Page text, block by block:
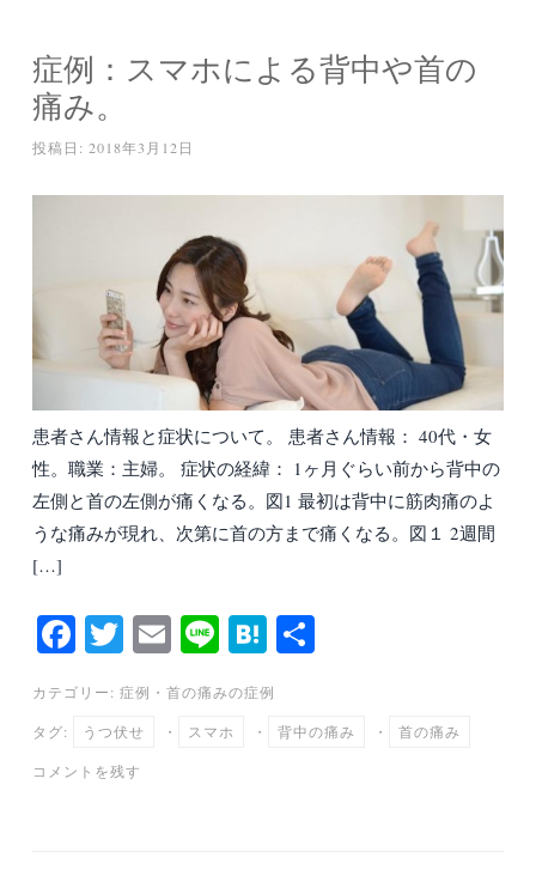
症例：スマホによる背中や首の
痛み。
投稿日: 2018年3月12日
患者さん情報と症状について。 患者さん情報： 40代・女
性。職業：主婦。 症状の経緯： 1ヶ月ぐらい前から背中の
左側と首の左側が痛くなる。図1 最初は背中に筋肉痛のよ
うな痛みが現れ、次第に首の方まで痛くなる。図１ 2週間
[…]
Fa
ce
bo
ok
T
wi
tte
r
E
m
ail
Li
ne
H
at
en
a
カテゴリー: 症例 ・ 首の痛みの症例
タグ: うつ伏せ ・ スマホ ・ 背中の痛み ・ 首の痛み
コメントを残す